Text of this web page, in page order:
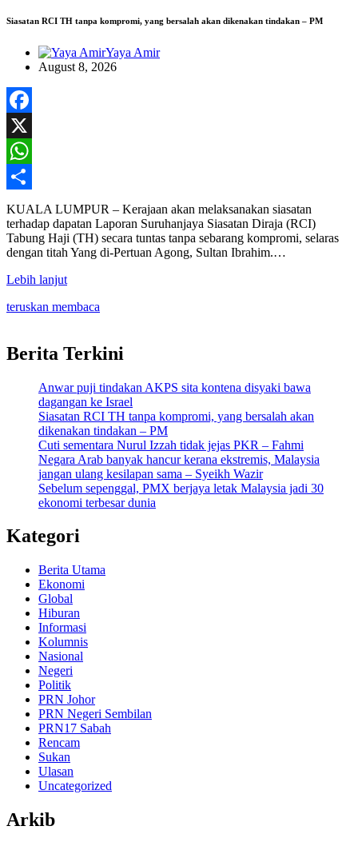
Siasatan RCI TH tanpa kompromi, yang bersalah akan dikenakan tindakan – PM
Yaya Amir
August 8, 2026
Facebook
X
WhatsApp
Share
KUALA LUMPUR – Kerajaan akan melaksanakan siasatan
terhadap dapatan Laporan Suruhanjaya Siasatan Diraja (RCI)
Tabung Haji (TH) secara tuntas tanpa sebarang kompromi, selaras
dengan titah Yang di-Pertuan Agong, Sultan Ibrahim.…
Lebih lanjut
teruskan membaca
Berita Terkini
Anwar puji tindakan AKPS sita kontena disyaki bawa
dagangan ke Israel
Siasatan RCI TH tanpa kompromi, yang bersalah akan
dikenakan tindakan – PM
Cuti sementara Nurul Izzah tidak jejas PKR – Fahmi
Negara Arab banyak hancur kerana ekstremis, Malaysia
jangan ulang kesilapan sama – Syeikh Wazir
Sebelum sepenggal, PMX berjaya letak Malaysia jadi 30
ekonomi terbesar dunia
Kategori
Berita Utama
Ekonomi
Global
Hiburan
Informasi
Kolumnis
Nasional
Negeri
Politik
PRN Johor
PRN Negeri Sembilan
PRN17 Sabah
Rencam
Sukan
Ulasan
Uncategorized
Arkib